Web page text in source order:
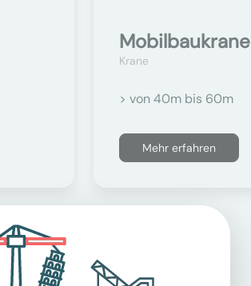
Mobilbaukrane
Krane
> von 40m bis 60m
Mehr erfahren